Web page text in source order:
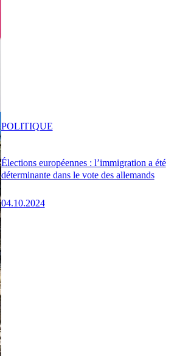
Élections européennes : l’immigration a été
déterminante dans le vote des allemands
04.10.2024
POLITIQUE